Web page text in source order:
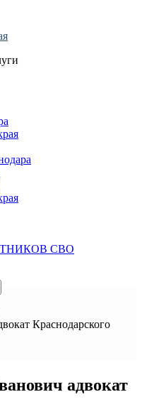
СВО
Краснодарского
адвокат